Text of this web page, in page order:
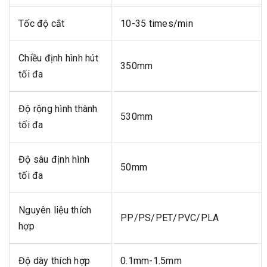
Tốc độ cắt 10-35 times/min
Chiều định hình hút
tối đa
350mm
Độ rộng hình thành
tối đa
530mm
Độ sâu định hình
tối đa
50mm
Nguyên liệu thích
hợp
PP/PS/PET/PVC/PLA
Độ dày thích hợp 0.1mm-1.5mm